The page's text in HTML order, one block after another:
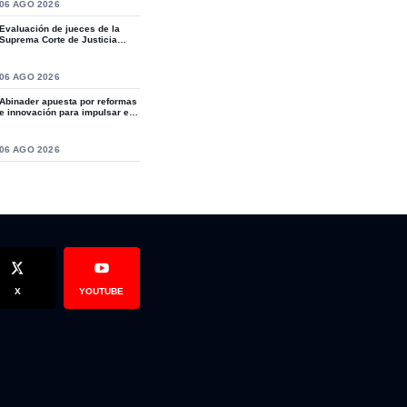
Ramos
Ángel Ureña, narra como hirió en el cuello con un cuchillo a
AGO 2026
Evaluación de jueces de la
Suprema Corte de Justicia
AGO 2026
Abinader apuesta por reformas
e innovación para impulsar el
AGO 2026
X YOUTUBE